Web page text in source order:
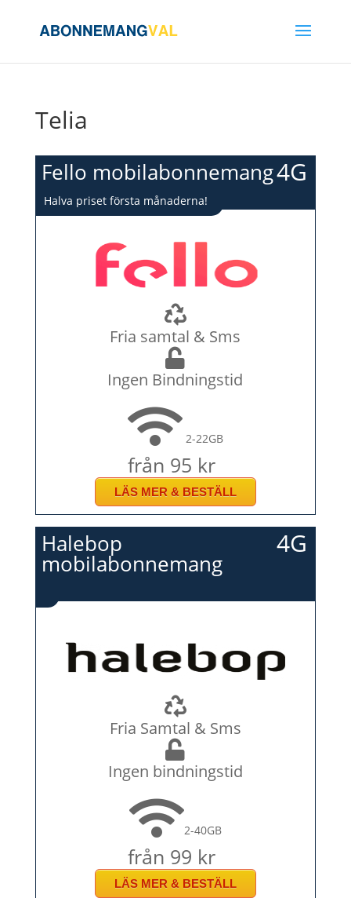
Telia
4G
Fello mobilabonnemang
Halva priset första månaderna!
Fria samtal & Sms
Ingen Bindningstid
2-22GB
från 95 kr
LÄS MER & BESTÄLL
4G
Halebop
mobilabonnemang
Fria Samtal & Sms
Ingen bindningstid
2-40GB
från 99 kr
LÄS MER & BESTÄLL